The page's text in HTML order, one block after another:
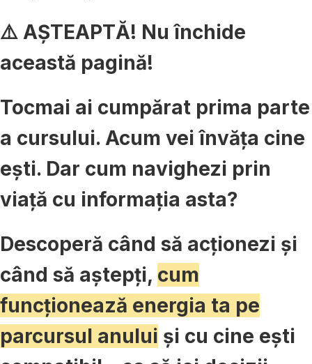
⚠️ AȘTEAPTĂ! Nu închide
această pagină!
Tocmai ai cumpărat prima parte
a cursului. Acum vei învăța cine
ești. Dar cum navighezi prin
viață cu informația asta?
Descoperă când să acționezi și
când să aștepți, cum
funcționează energia ta pe
parcursul anului și cu cine ești